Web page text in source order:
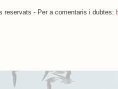
reservats - Per a comentaris i dubtes: